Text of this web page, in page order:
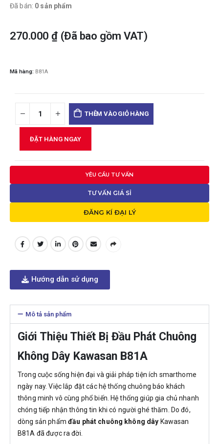
Đã bán: 0 sản phẩm
270.000₫ (Đã bao gồm VAT)
Mã hàng: B81A
THÊM VÀO GIỎ HÀNG
ĐẶT HÀNG NGAY
YÊU CẦU TƯ VẤN
TƯ VẤN GIÁ SỈ
ĐĂNG KÍ ĐẠI LÝ
Hướng dẫn sử dụng
Mô tả sản phẩm
Giới Thiệu Thiết Bị Đầu Phát Chuông
Không Dây Kawasan B81A
Trong cuộc sống hiện đại và giải pháp tiện ích smarthome
ngày nay. Việc lắp đặt các hệ thống chuông báo khách
thông minh vô cùng phổ biến. Hệ thống giúp gia chủ nhanh
chóng tiếp nhận thông tin khi có người ghé thăm. Do đó,
dòng sản phẩm đầu phát chuông không dây Kawasan
B81A đã được ra đời.